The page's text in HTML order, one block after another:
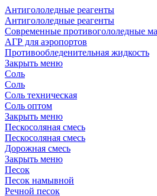
Антигололедные реагенты
Антигололедные реагенты
Современные противогололедные
АГР для аэропортов
Противообледенительная жидкость
Закрыть меню
Соль
Соль
Соль техническая
Соль оптом
Закрыть меню
Пескосоляная смесь
Пескосоляная смесь
Дорожная смесь
Закрыть меню
Песок
Песок намывной
Речной песок